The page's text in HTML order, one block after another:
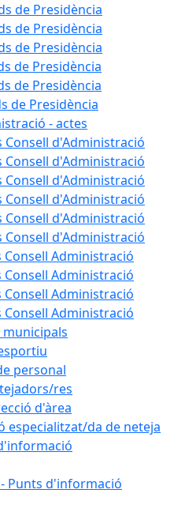
de Presidència
de Presidència
de Presidència
de Presidència
de Presidència
de Presidència
- actes
Consell d'Administració
Consell d'Administració
Consell d'Administració
Consell d'Administració
Consell d'Administració
Consell d'Administració
Consell Administració
Consell Administració
Consell Administració
Consell Administració
personal
res
d'àrea
especialitzat/da de neteja
Punts d'informació